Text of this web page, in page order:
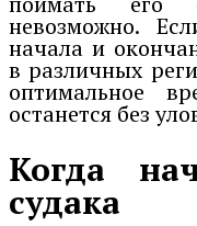
невозможно.
начала и
в различных
оптимальное
останется без
Когда
судака